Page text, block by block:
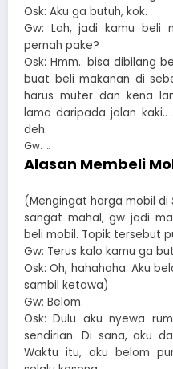
Osk: Aku ga butuh, kok.
Gw: Lah, jadi kamu
pernah pake?
Osk: Hmm.. bisa dibilang
buat beli makanan di
harus muter dan kena
lama daripada jalan kaki..
deh.
Gw: …
Alasan Membeli
(Mengingat harga mobil di
sangat mahal, gw jadi
beli mobil. Topik tersebut
Gw: Terus kalo kamu ga
Osk: Oh, hahahaha. Aku
sambil ketawa)
Gw: Belom.
Osk: Dulu aku nyewa
sendirian. Di sana, aku
Waktu itu, aku belom